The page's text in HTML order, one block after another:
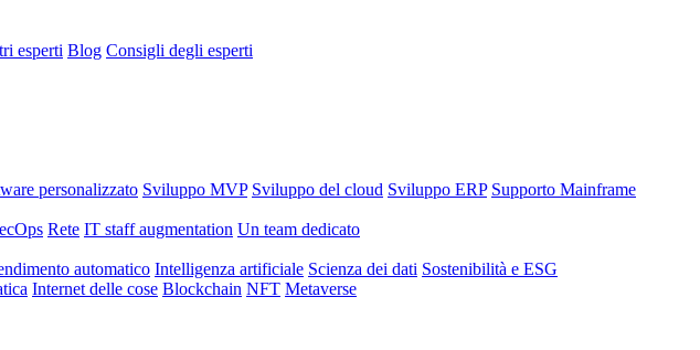
esperti Blog Consigli degli esperti
personalizzato Sviluppo MVP Sviluppo del cloud Sviluppo ERP Supporto Mainframe
Rete IT staff augmentation Un team dedicato
automatico Intelligenza artificiale Scienza dei dati Sostenibilità e ESG
Internet delle cose Blockchain NFT Metaverse